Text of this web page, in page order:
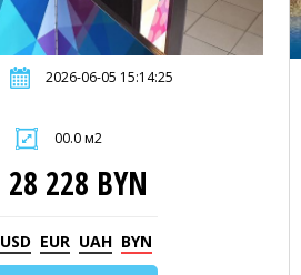
2026-06-05 15:14:25
00.0 м2
28 228 BYN
USD EUR UAH BYN